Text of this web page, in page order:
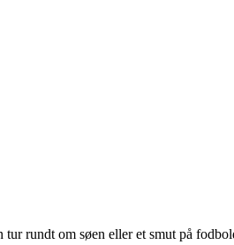
rundt om søen eller et smut på